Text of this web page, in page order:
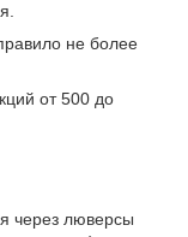
не более
от 500 до
через люверсы